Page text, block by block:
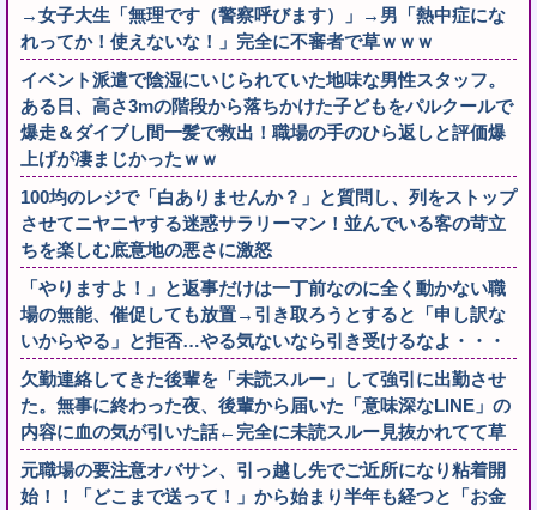
→女子大生「無理です（警察呼びます）」→男「熱中症にな
れってか！使えないな！」完全に不審者で草ｗｗｗ
イベント派遣で陰湿にいじられていた地味な男性スタッフ。
ある日、高さ3mの階段から落ちかけた子どもをパルクールで
爆走＆ダイブし間一髪で救出！職場の手のひら返しと評価爆
上げが凄まじかったｗｗ
100均のレジで「白ありませんか？」と質問し、列をストップ
させてニヤニヤする迷惑サラリーマン！並んでいる客の苛立
ちを楽しむ底意地の悪さに激怒
「やりますよ！」と返事だけは一丁前なのに全く動かない職
場の無能、催促しても放置→引き取ろうとすると「申し訳な
いからやる」と拒否…やる気ないなら引き受けるなよ・・・
欠勤連絡してきた後輩を「未読スルー」して強引に出勤させ
た。無事に終わった夜、後輩から届いた「意味深なLINE」の
内容に血の気が引いた話←完全に未読スルー見抜かれてて草
元職場の要注意オバサン、引っ越し先でご近所になり粘着開
始！！「どこまで送って！」から始まり半年も経つと「お金